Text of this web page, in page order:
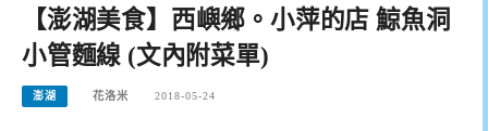
【澎湖美食】西嶼鄉。小萍的店 鯨魚洞
小管麵線 (文內附菜單)
澎湖 花洛米 2018-05-24